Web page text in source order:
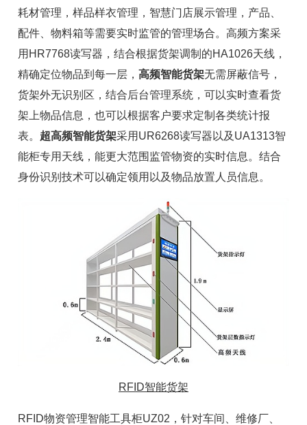
耗材管理，样品样衣管理，智慧门店展示管理，产品、
配件、物料箱等需要实时监管的管理场合。高频方案采
用HR7768读写器 ，结合根据货架调制的HA1026天线，
精确定位物品到每一层， 高频智能货架无需屏蔽信号，
货架外无识别区，结合后台管理系统，可以实时查看货
架上物品信息，也可以根据客户要求定制各类统计报
表。 超高频智能货架采用 UR6268读写器 以及UA1313智
能柜专用天线 ，能更大范围监管物资的实时信息。结合
身份识别技术可以确定领用以及物品放置人员信息。
RFID智能货架
RFID物资管理智能工具柜UZ02，针对车间、维修厂、